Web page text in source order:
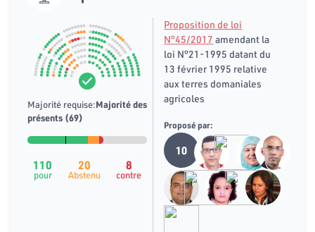
Majorité requise:Majorité des
présents (69)
110
pour
20
Abstenu
8
contre
Proposition de loi
N°45/2017 amendant la
loi N°21-1995 datant du
13 février 1995 relative
aux terres domaniales
agricoles
Proposé par:
10